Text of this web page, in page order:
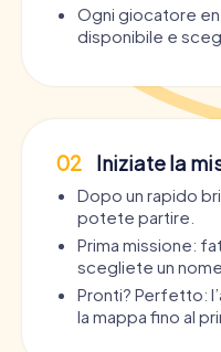
Ogni giocatore
disponibile e
02 Iniziate la
Dopo un rapido
potete partire.
Prima missione:
scegliete un nome.
Pronti? Perfetto:
la mappa fino al